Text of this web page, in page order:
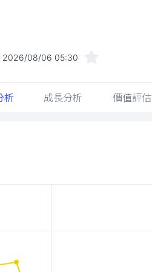
2026/08/06 05:30
析 成長分析 價值評估